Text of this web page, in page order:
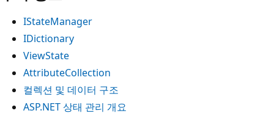
IStateManager
IDictionary
ViewState
AttributeCollection
컬렉션 및 데이터 구조
ASP.NET 상태 관리 개요